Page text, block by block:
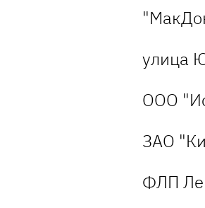
улица
ООО
ЗАО
ФЛП